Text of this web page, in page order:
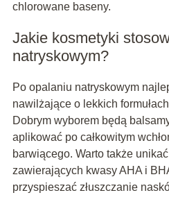
chlorowane baseny.
Jakie kosmetyki
natryskowym?
Po opalaniu natryskowym
nawilżające o lekkich
Dobrym wyborem będą
aplikować po całkowitym
barwiącego. Warto także
zawierających kwasy AHA i
przyspieszać złuszczanie